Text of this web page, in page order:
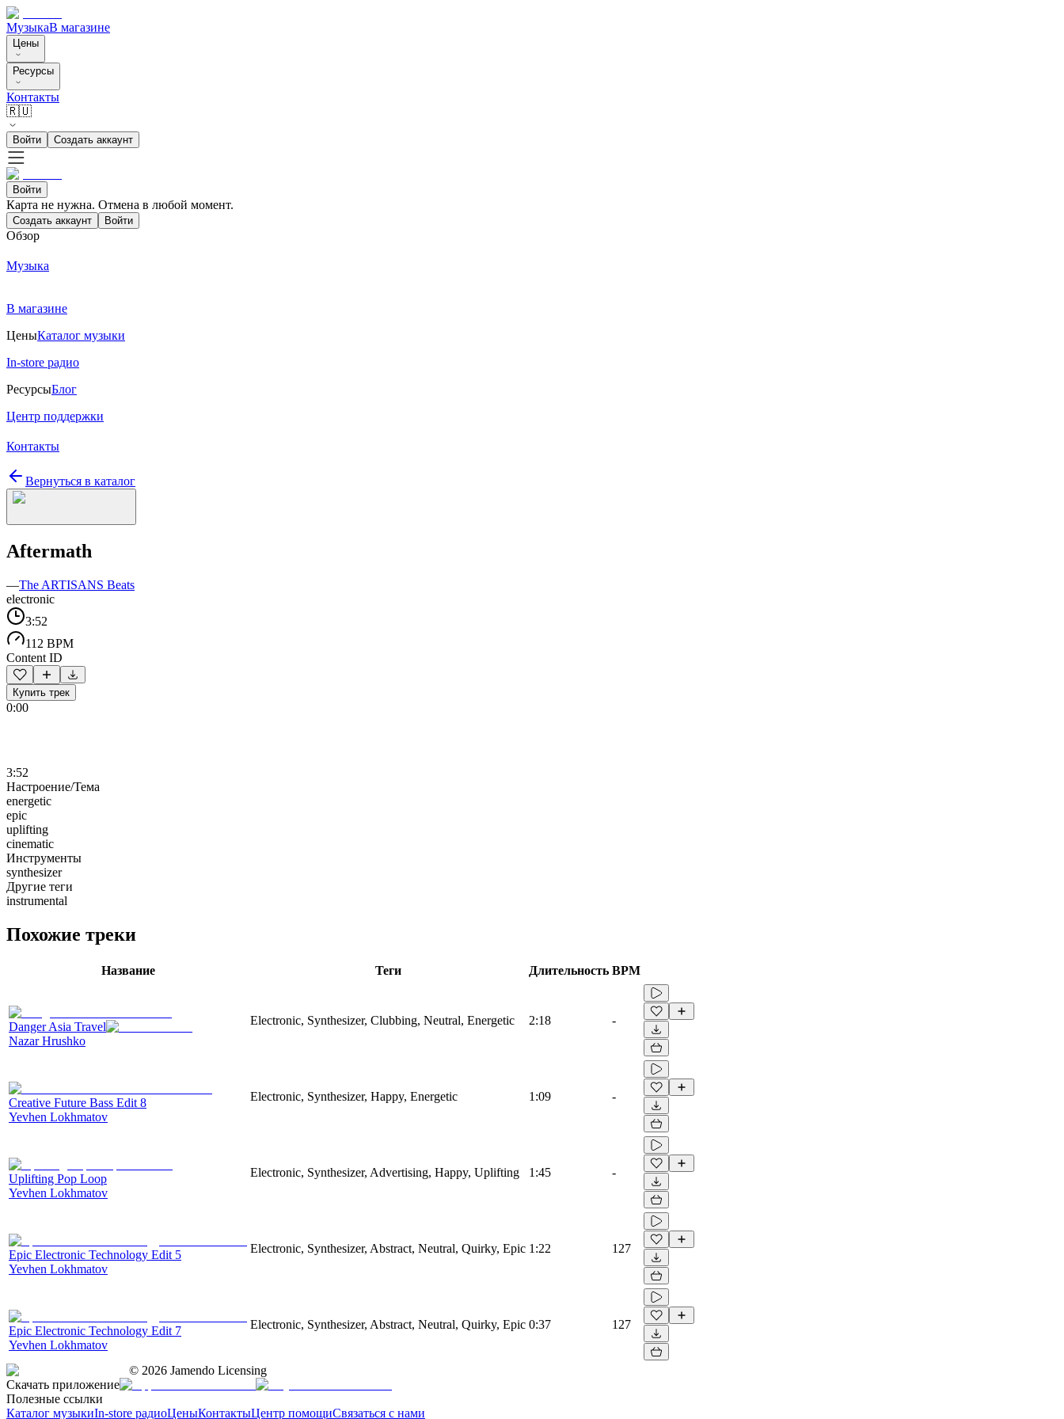
МузыкаВ магазине
Цены
Ресурсы
Контакты
🇷🇺
Войти Создать аккаунт
Войти
Карта не нужна. Отмена в любой момент.
Создать аккаунт Войти
Обзор
Музыка
В магазине
ЦеныКаталог музыки
In-store радио
РесурсыБлог
Центр поддержки
Контакты
Вернуться в каталог
Aftermath
—The ARTISANS Beats
electronic
3:52
112 BPM
Content ID
Купить трек
0:00
3:52
Настроение/Тема
energetic
epic
uplifting
cinematic
Инструменты
synthesizer
Другие теги
instrumental
Похожие треки
Название Теги Длительность BPM
Danger Asia Travel
Nazar Hrushko
Electronic, Synthesizer, Clubbing, Neutral, Energetic 2:18 -
Creative Future Bass Edit 8
Yevhen Lokhmatov
Electronic, Synthesizer, Happy, Energetic 1:09 -
Uplifting Pop Loop
Yevhen Lokhmatov
Electronic, Synthesizer, Advertising, Happy, Uplifting 1:45 -
Epic Electronic Technology Edit 5
Yevhen Lokhmatov
Electronic, Synthesizer, Abstract, Neutral, Quirky, Epic 1:22 127
Epic Electronic Technology Edit 7
Yevhen Lokhmatov
Electronic, Synthesizer, Abstract, Neutral, Quirky, Epic 0:37 127
© 2026 Jamendo Licensing
Скачать приложение
Полезные ссылки
Каталог музыкиIn-store радиоЦеныКонтактыЦентр помощиСвязаться с нами